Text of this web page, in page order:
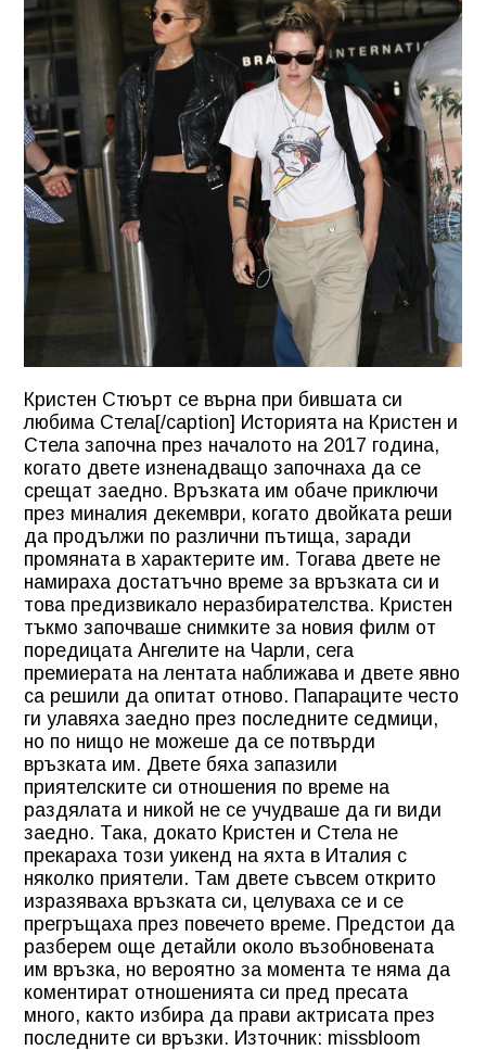
Кристен Стюърт се върна при бившата си
любима Стела[/caption] Историята на Кристен и
Стела започна през началото на 2017 година,
когато двете изненадващо започнаха да се
срещат заедно. Връзката им обаче приключи
през миналия декември, когато двойката реши
да продължи по различни пътища, заради
промяната в характерите им. Тогава двете не
намираха достатъчно време за връзката си и
това предизвикало неразбирателства. Кристен
тъкмо започваше снимките за новия филм от
поредицата Ангелите на Чарли, сега
премиерата на лентата наближава и двете явно
са решили да опитат отново. Папараците често
ги улавяха заедно през последните седмици,
но по нищо не можеше да се потвърди
връзката им. Двете бяха запазили
приятелските си отношения по време на
раздялата и никой не се учудваше да ги види
заедно. Така, докато Кристен и Стела не
прекараха този уикенд на яхта в Италия с
няколко приятели. Там двете съвсем открито
изразяваха връзката си, целуваха се и се
прегръщаха през повечето време. Предстои да
разберем още детайли около възобновената
им връзка, но вероятно за момента те няма да
коментират отношенията си пред пресата
много, както избира да прави актрисата през
последните си връзки. Източник: missbloom